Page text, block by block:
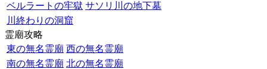
ベルラートの牢獄 サソリ川の地下墓
川終わりの洞窟
霊廟攻略
東の無名霊廟 西の無名霊廟
南の無名霊廟 北の無名霊廟